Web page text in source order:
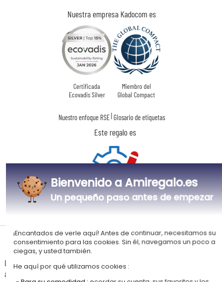
Nuestra empresa Kadocom es
Certificada
Ecovadis Silver
Miembro del
Global Compact
Nuestro enfoque RSE| Glosario de etiquetas
Este regalo es
Personalizado
Tiempos de entrega y gastos de envío
La estimación de la fecha de recepción y de los gastos de envío de este
articulo están indicados a continuación.
Bienvenido a Amiregalo.es
Un pequeño paso antes de empezar
¡Encantados de verle aquí! Antes de continuar, necesitamos su
consentimiento para las cookies. Sin él, navegamos un poco a
ciegas, y usted también.
He aquí por qué utilizamos cookies :